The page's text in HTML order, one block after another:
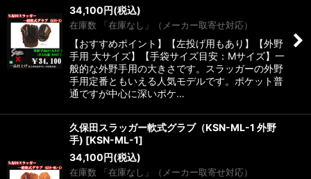
34,100円(税込)
在庫数 「在庫なし」（メーカー取寄せ対応）
【おすすめポイント】【左投げ用もあり】【外野
手用 大サイズ】【手袋サイズ目安：Mサイズ】一
般的な外野手用の大きさです。スラッガーの外野
手用定番ともいえる人気モデルです。ポケット普
通ですが中心に深いポケ…
久保田スラッガー軟式グラブ（KSN-ML-1 外野
手) [KSN-ML-1]
34,100円(税込)
在庫数 「在庫なし」（メーカー取寄せ対応）